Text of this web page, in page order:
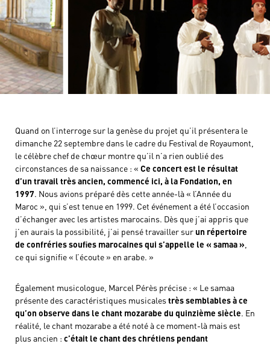
Quand on l’interroge sur la genèse du projet qu’il présentera le
dimanche 22 septembre dans le cadre du Festival de Royaumont,
le célèbre chef de chœur montre qu’il n’a rien oublié des
circonstances de sa naissance : « Ce concert est le résultat
d’un travail très ancien, commencé ici, à la Fondation, en
1997. Nous avions préparé dès cette année-là « l’Année du
Maroc », qui s’est tenue en 1999. Cet événement a été l’occasion
d’échanger avec les artistes marocains. Dès que j’ai appris que
j’en aurais la possibilité, j’ai pensé travailler sur un répertoire
de confréries soufies marocaines qui s’appelle le « samaa »
ce qui signifie « l’écoute » en arabe. »
Également musicologue, Marcel Pérès précise : « Le samaa
présente des caractéristiques musicalestrès semblables à ce
qu’on observe dans le chant mozarabe du quinzième siècle. En
réalité, le chant mozarabe a été noté à ce moment-là mais est
plus ancien : c’était le chant des chrétiens pendant